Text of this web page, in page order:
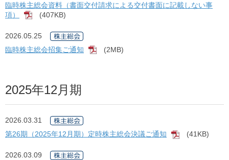
臨時株主総会資料（書面交付請求による交付書面に記載しない事
項）
[PDF]
(407KB)
2026.05.25
臨時株主総会招集ご通知
[PDF]
(2MB)
2025年12月期
2026.03.31
第26期（2025年12月期）定時株主総会決議ご通知
[PDF]
(41KB)
2026.03.09